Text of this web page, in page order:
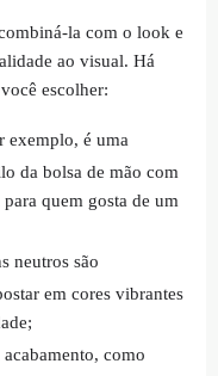
la com o look e
ao visual. Há
escolher:
exemplo, é uma
da bolsa de mão com
quem gosta de um
neutros são
em cores vibrantes
como